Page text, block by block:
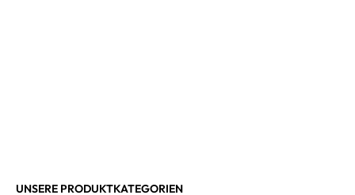
UNSERE PRODUKTKATEGORIEN